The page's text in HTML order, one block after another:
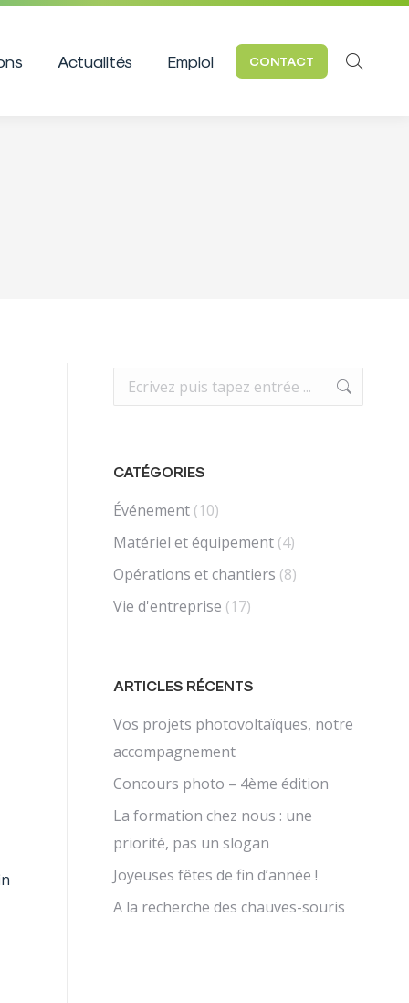
Actualités Emploi CONTACT
Recherche
:
CATÉGORIES
Événement (10)
Matériel et équipement (4)
Opérations et chantiers (8)
Vie d'entreprise (17)
ARTICLES RÉCENTS
Vos projets photovoltaïques, notre
accompagnement
Concours photo – 4ème édition
La formation chez nous : une
priorité, pas un slogan
Joyeuses fêtes de fin d’année !
A la recherche des chauves-souris